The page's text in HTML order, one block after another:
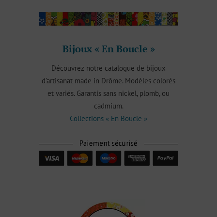
Bijoux « En Boucle »
Découvrez notre catalogue de bijoux
d’artisanat made in Drôme. Modèles colorés
et variés. Garantis sans nickel, plomb, ou
cadmium.
Collections « En Boucle »